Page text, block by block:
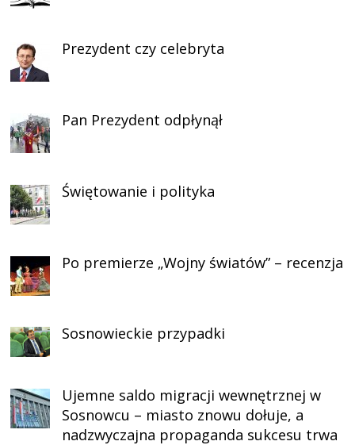
Prezydent czy celebryta
Pan Prezydent odpłynął
Świętowanie i polityka
Po premierze „Wojny światów” – recenzja
Sosnowieckie przypadki
Ujemne saldo migracji wewnętrznej w
Sosnowcu – miasto znowu dołuje, a
nadzwyczajna propaganda sukcesu trwa